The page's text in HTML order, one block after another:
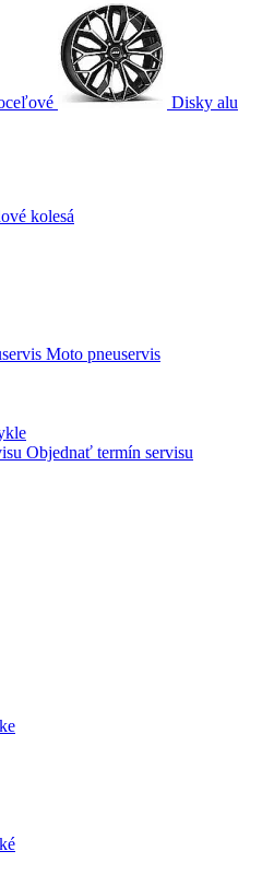
Disky alu
kolesá
Moto pneuservis
Objednať termín servisu